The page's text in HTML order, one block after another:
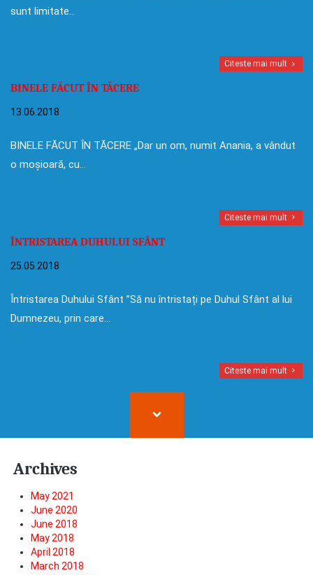
sunt limitate…
Citeste mai mult
BINELE FĂCUT ÎN TĂCERE
13.06.2018
BINELE FĂCUT ÎN TĂCERE „Dar un om, numit Anania, a vândut
o moșioară, cu…
Citeste mai mult
ÎNTRISTAREA DUHULUI SFÂNT
25.05.2018
Întristarea Duhului Sfânt ”Să nu întristați pe Duhul Sfânt al lui
Dumnezeu, prin care…
Citeste mai mult
Archives
May 2021
June 2020
June 2018
May 2018
April 2018
March 2018